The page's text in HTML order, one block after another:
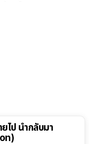
ไป นำกลับมา